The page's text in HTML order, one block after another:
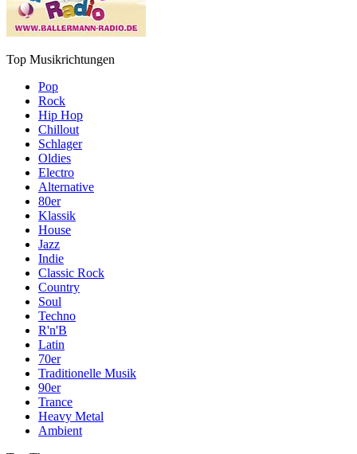
Top Musikrichtungen
Pop
Rock
Hip Hop
Chillout
Schlager
Oldies
Electro
Alternative
80er
Klassik
House
Jazz
Indie
Classic Rock
Country
Soul
Techno
R'n'B
Latin
70er
Traditionelle Musik
90er
Trance
Heavy Metal
Ambient